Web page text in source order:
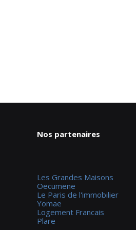
Nos partenaires
Les Grandes Maisons
Oecumene
Le Paris de l'immobilier
Yomae
Logement Francais
Plare